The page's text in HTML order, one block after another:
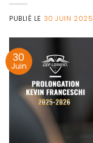
PUBLIÉ LE 30 JUIN 2025
30
Juin